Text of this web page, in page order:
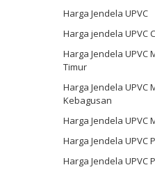
Harga Jendela UPVC
Harga jendela UPVC
Harga Jendela UPVC
Timur
Harga Jendela UPVC
Kebagusan
Harga Jendela UPVC
Harga Jendela UPVC
Harga Jendela UPVC